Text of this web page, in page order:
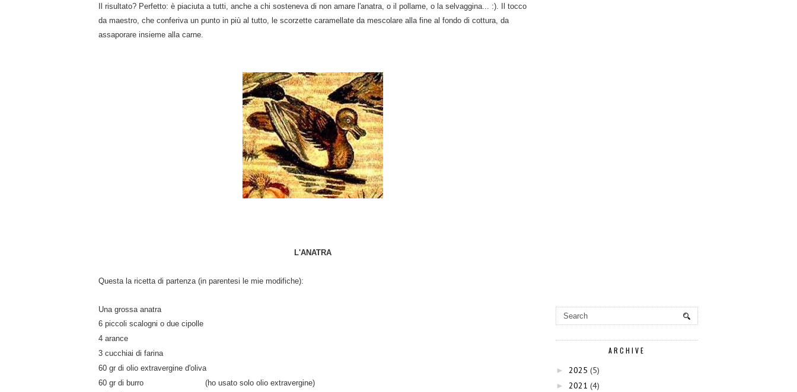
Il risultato? Perfetto: è piaciuta a tutti, anche a chi sosteneva di non amare l'anatra, o il pollame, o la selvaggina... :). Il tocco
da maestro, che conferiva un punto in più al tutto, le scorzette caramellate da mescolare alla fine al fondo di cottura, da
assaporare insieme alla carne.
L'ANATRA
Questa la ricetta di partenza (in parentesi le mie modifiche):
Una grossa anatra
6 piccoli scalogni o due cipolle
4 arance
3 cucchiai di farina
60 gr di olio extravergine d'oliva
60 gr di burro (ho usato solo olio extravergine)
ARCHIVE
► 2025 (5)
► 2021 (4)